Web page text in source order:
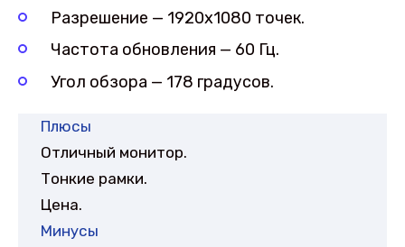
Разрешение — 1920х1080 точек.
Частота обновления — 60 Гц.
Угол обзора — 178 градусов.
Плюсы
Отличный монитор.
Тонкие рамки.
Цена.
Минусы